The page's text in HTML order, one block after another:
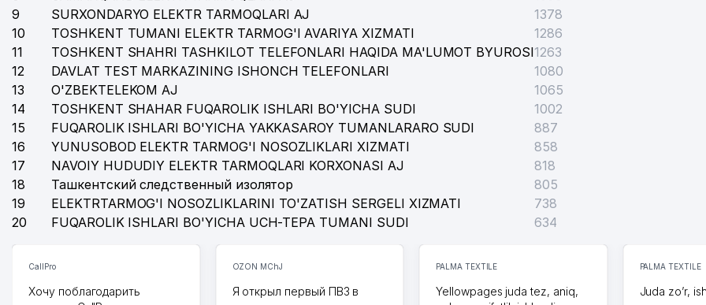
9
SURXONDARYO ELEKTR TARMOQLARI AJ
1378
10
TOSHKENT TUMANI ELEKTR TARMOG'I AVARIYA XIZMATI
1286
11
TOSHKENT SHAHRI TASHKILOT TELEFONLARI HAQIDA MA'LUMOT BYUROSI1263
12
DAVLAT TEST MARKAZINING ISHONCH TELEFONLARI
1080
13
O'ZBEKTELEKOM AJ
1065
14
TOSHKENT SHAHAR FUQAROLIK ISHLARI BO'YICHA SUDI
1002
15
FUQAROLIK ISHLARI BO'YICHA YAKKASAROY TUMANLARARO SUDI
887
16
YUNUSOBOD ELEKTR TARMOG'I NOSOZLIKLARI XIZMATI
858
17
NAVOIY HUDUDIY ELEKTR TARMOQLARI KORXONASI AJ
818
18
Ташкентский следственный изолятор
805
19
ELEKTRTARMOG'I NOSOZLIKLARINI TO'ZATISH SERGELI XIZMATI
738
20
FUQAROLIK ISHLARI BO'YICHA UCH-TEPA TUMANI SUDI 634
CallPro
Хочу поблагодарить
OZON MChJ
Я открыл первый ПВЗ в
PALMA TEXTILE
Yellowpages juda tez, aniq,
PALMA TEXTILE
Juda zo’r,